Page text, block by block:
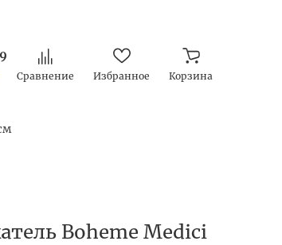
Сравнение Избранное Корзина
Boheme Medici